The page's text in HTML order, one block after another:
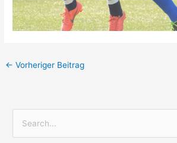
← Vorheriger Beitrag